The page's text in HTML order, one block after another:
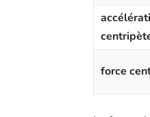
force